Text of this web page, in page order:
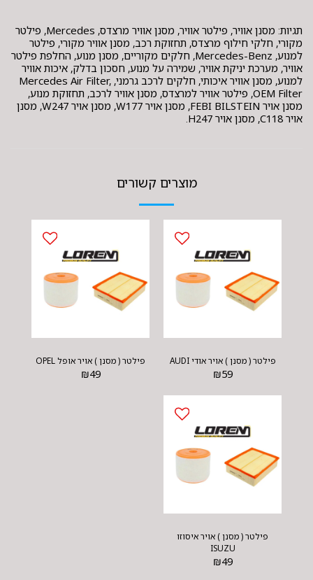
תגיות: מסנן אוויר, פילטר אוויר, מסנן אוויר מרצדס, Mercedes, פילטר
מקורי, חלקי חילוף מרצדס, תחזוקת רכב, מסנן אוויר מקורי, פילטר
למנוע, Mercedes-Benz, חלקים מקוריים, מסנן מנוע, החלפת פילטר
אוויר, מערכת יניקת אוויר, שמירה על מנוע, חסכון בדלק, איכות אוויר
למנוע, מסנן אוויר איכותי, חלקים לרכב גרמני, Mercedes Air Filter,
OEM Filter, פילטר אוויר למרצדס, מסנן אוויר לרכב, תחזוקת מנוע,
מסנן אויר FEBI BILSTEIN, מסנן אויר W177, מסנן אויר W247, מסנן
אויר C118, מסנן אויר H247.
מוצרים קשורים
פילטר ( מסנן ) אויר אודי AUDI
₪59
פילטר ( מסנן ) אויר אופל OPEL
₪49
פילטר ( מסנן ) אויר איסוזו
ISUZU
₪49